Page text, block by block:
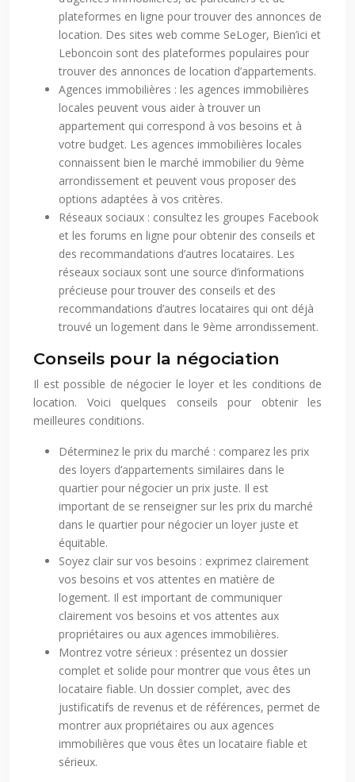
plateformes en ligne pour trouver des annonces de
location. Des sites web comme SeLoger, Bien’ici et
Leboncoin sont des plateformes populaires pour
trouver des annonces de location d’appartements.
Agences immobilières : les agences immobilières
locales peuvent vous aider à trouver un
appartement qui correspond à vos besoins et à
votre budget. Les agences immobilières locales
connaissent bien le marché immobilier du 9ème
arrondissement et peuvent vous proposer des
options adaptées à vos critères.
Réseaux sociaux : consultez les groupes Facebook
et les forums en ligne pour obtenir des conseils et
des recommandations d’autres locataires. Les
réseaux sociaux sont une source d’informations
précieuse pour trouver des conseils et des
recommandations d’autres locataires qui ont déjà
trouvé un logement dans le 9ème arrondissement.
Conseils pour la négociation
Il est possible de négocier le loyer et les conditions de
location. Voici quelques conseils pour obtenir les
meilleures conditions.
Déterminez le prix du marché : comparez les prix
des loyers d’appartements similaires dans le
quartier pour négocier un prix juste. Il est
important de se renseigner sur les prix du marché
dans le quartier pour négocier un loyer juste et
équitable.
Soyez clair sur vos besoins : exprimez clairement
vos besoins et vos attentes en matière de
logement. Il est important de communiquer
clairement vos besoins et vos attentes aux
propriétaires ou aux agences immobilières.
Montrez votre sérieux : présentez un dossier
complet et solide pour montrer que vous êtes un
locataire fiable. Un dossier complet, avec des
justificatifs de revenus et de références, permet de
montrer aux propriétaires ou aux agences
immobilières que vous êtes un locataire fiable et
sérieux.